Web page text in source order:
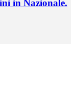
in Nazionale.